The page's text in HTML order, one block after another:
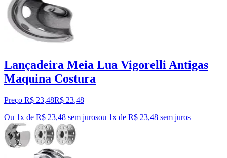
Lançadeira Meia Lua Vigorelli Antigas
Maquina Costura
Preço R$ 23,48R$ 23,48
Ou 1x de R$ 23,48 sem jurosou 1x de R$ 23,48 sem juros